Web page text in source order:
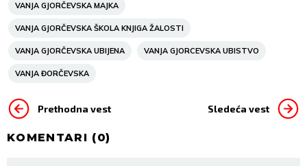
VANJA GJORČEVSKA MAJKA
VANJA GJORČEVSKA ŠKOLA KNJIGA ŽALOSTI
VANJA GJORČEVSKA UBIJENA VANJA GJORCEVSKA UBISTVO
VANJA ĐORČEVSKA
Prethodna vest Sledeća vest
KOMENTARI (0)